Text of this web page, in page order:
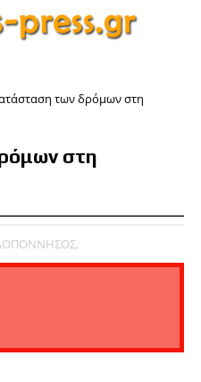
των δρόμων στη
στη